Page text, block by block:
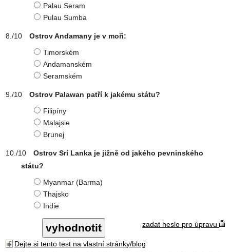
Palau Seram
Pulau Sumba
Ostrov Andamany je v moři:
Timorském
Andamanském
Seramském
Ostrov Palawan patří k jakému státu?
Filipíny
Malajsie
Brunej
Ostrov Srí Lanka je jižně od jakého pevninského
státu?
Myanmar (Barma)
Thajsko
Indie
zadat heslo pro úpravu
Dejte si tento test na vlastní stránky/blog